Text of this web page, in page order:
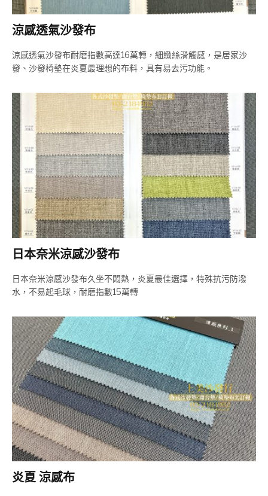
涼感透氣沙發布
涼感透氣沙發布耐磨指數高達16萬轉，細緻絲滑觸感，是居家沙
發、沙發椅墊在炎夏最理想的布料，具有易去污功能。
日本奈米涼感沙發布
日本奈米涼感沙發布久坐不悶熱，炎夏最佳選擇，特殊抗污防潑
水，不易起毛球，耐磨指數15萬轉
炎夏 涼感布